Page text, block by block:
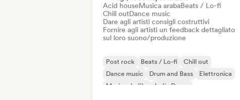
Acid houseMusica arabaBeats / Lo-fi
Chill outDance music
Dare agli artisti consigli costruttivi
Fornire agli artisti un feedback dettagliato
sul loro suono/produzione
Post rock Beats / Lo-fi
Chill out
Dance music
Drum and Bass
Elettronica
Musica da film
Indie Dance